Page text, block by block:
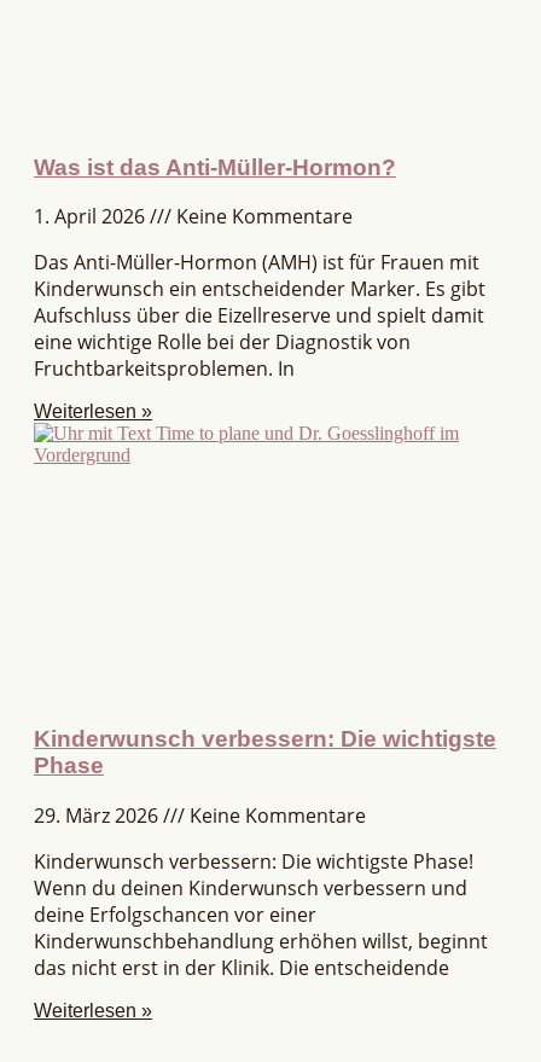
Was ist das Anti-Müller-Hormon?
1. April 2026
Keine Kommentare
Das Anti-Müller-Hormon (AMH) ist für Frauen mit
Kinderwunsch ein entscheidender Marker. Es gibt
Aufschluss über die Eizellreserve und spielt damit
eine wichtige Rolle bei der Diagnostik von
Fruchtbarkeitsproblemen. In
Weiterlesen »
Kinderwunsch verbessern: Die wichtigste
Phase
29. März 2026
Keine Kommentare
Kinderwunsch verbessern: Die wichtigste Phase!
Wenn du deinen Kinderwunsch verbessern und
deine Erfolgschancen vor einer
Kinderwunschbehandlung erhöhen willst, beginnt
das nicht erst in der Klinik. Die entscheidende
Weiterlesen »